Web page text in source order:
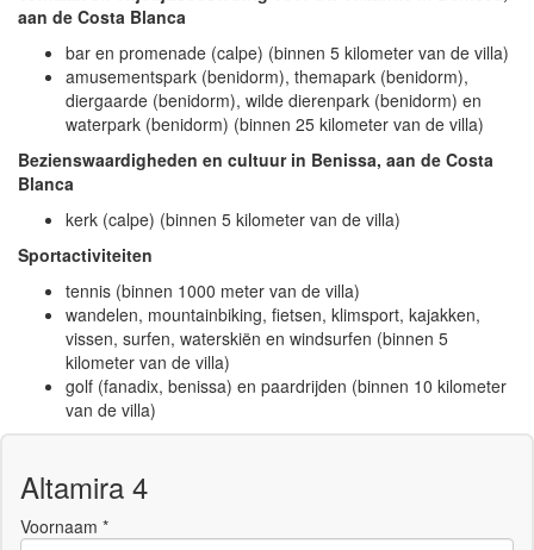
aan de Costa Blanca
bar en promenade (calpe) (binnen 5 kilometer van de villa)
amusementspark (benidorm), themapark (benidorm),
diergaarde (benidorm), wilde dierenpark (benidorm) en
waterpark (benidorm) (binnen 25 kilometer van de villa)
Bezienswaardigheden en cultuur in Benissa, aan de Costa
Blanca
kerk (calpe) (binnen 5 kilometer van de villa)
Sportactiviteiten
tennis (binnen 1000 meter van de villa)
wandelen, mountainbiking, fietsen, klimsport, kajakken,
vissen, surfen, waterskiën en windsurfen (binnen 5
kilometer van de villa)
golf (fanadix, benissa) en paardrijden (binnen 10 kilometer
van de villa)
Altamira 4
Voornaam *